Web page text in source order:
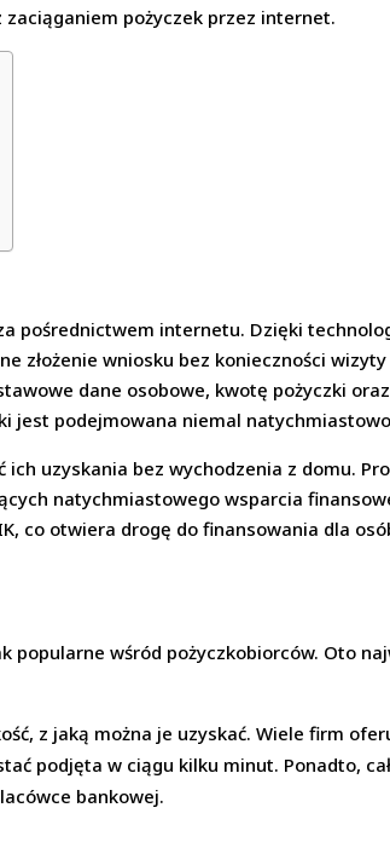
pożyczek przez internet.
pośrednictwem internetu. Dzięki
złożenie wniosku bez konieczności
dane osobowe, kwotę pożyczki
jest podejmowana niemal
ich uzyskania bez wychodzenia z domu.
natychmiastowego wsparcia
co otwiera drogę do finansowania dla
wśród pożyczkobiorców. Oto
z jaką można je uzyskać. Wiele firm
podjęta w ciągu kilku minut. Ponadto,
bankowej.